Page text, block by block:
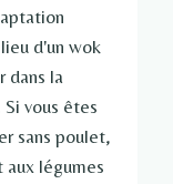
d'un wok
dans la
vous êtes
sans poulet,
légumes